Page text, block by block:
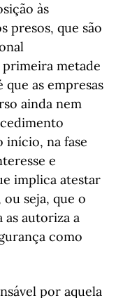
às
presos, que são
metade
as empresas
ainda nem
início, na fase
e
implica atestar
seja, que o
as autoriza a
como
por aquela